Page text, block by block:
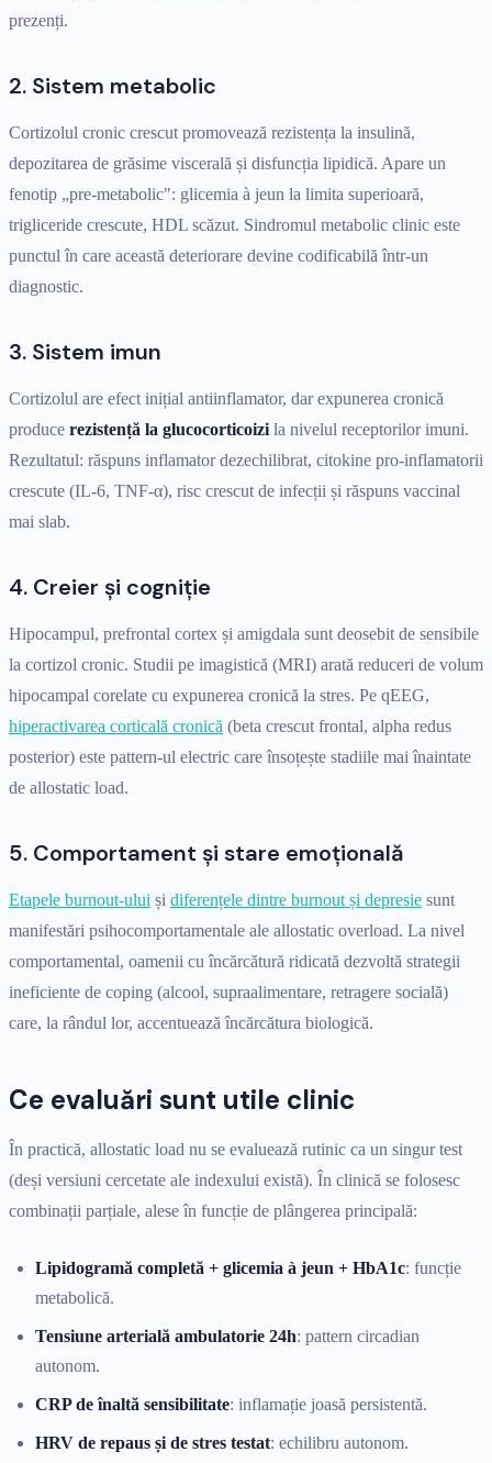
prezenți.
2. Sistem metabolic
Cortizolul cronic crescut promovează rezistența la insulină,
depozitarea de grăsime viscerală și disfuncția lipidică. Apare un
fenotip „pre-metabolic": glicemia à jeun la limita superioară,
trigliceride crescute, HDL scăzut. Sindromul metabolic clinic este
punctul în care această deteriorare devine codificabilă într-un
diagnostic.
3. Sistem imun
Cortizolul are efect inițial antiinflamator, dar expunerea cronică
produce rezistență la glucocorticoizi la nivelul receptorilor imuni.
Rezultatul: răspuns inflamator dezechilibrat, citokine pro-inflamatorii
crescute (IL-6, TNF-α), risc crescut de infecții și răspuns vaccinal
mai slab.
4. Creier și cogniție
Hipocampul, prefrontal cortex și amigdala sunt deosebit de sensibile
la cortizol cronic. Studii pe imagistică (MRI) arată reduceri de volum
hipocampal corelate cu expunerea cronică la stres. Pe qEEG,
hiperactivarea corticală cronică (beta crescut frontal, alpha redus
posterior) este pattern-ul electric care însoțește stadiile mai înaintate
de allostatic load.
5. Comportament și stare emoțională
Etapele burnout-ului și diferențele dintre burnout și depresie sunt
manifestări psihocomportamentale ale allostatic overload. La nivel
comportamental, oamenii cu încărcătură ridicată dezvoltă strategii
ineficiente de coping (alcool, supraalimentare, retragere socială)
care, la rândul lor, accentuează încărcătura biologică.
Ce evaluări sunt utile clinic
În practică, allostatic load nu se evaluează rutinic ca un singur test
(deși versiuni cercetate ale indexului există). În clinică se folosesc
combinații parțiale, alese în funcție de plângerea principală:
Lipidogramă completă + glicemia à jeun + HbA1c: funcție
metabolică.
Tensiune arterială ambulatorie 24h: pattern circadian
autonom.
CRP de înaltă sensibilitate: inflamație joasă persistentă.
HRV de repaus și de stres testat: echilibru autonom.